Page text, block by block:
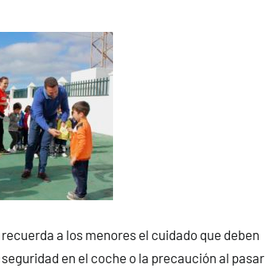
a los menores el cuidado que deben
en el coche o la precaución al pasar